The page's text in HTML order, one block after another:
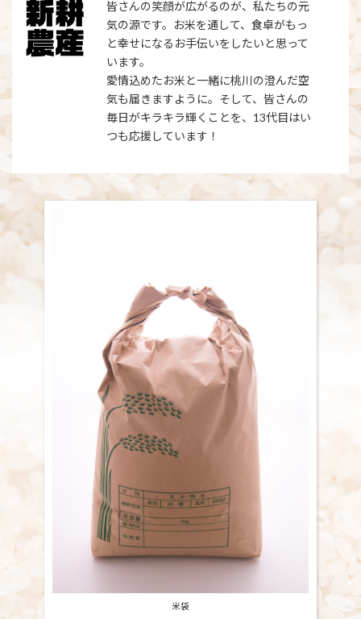
皆さんの笑顔が広がるのが、私たちの元
気の源です。お米を通して、食卓がもっ
と幸せになるお手伝いをしたいと思って
います。
愛情込めたお米と一緒に桃川の澄んだ空
気も届きますように。そして、皆さんの
毎日がキラキラ輝くことを、13代目はい
つも応援しています！
米袋